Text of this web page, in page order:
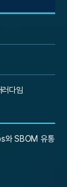
다임
와 SBOM 유통